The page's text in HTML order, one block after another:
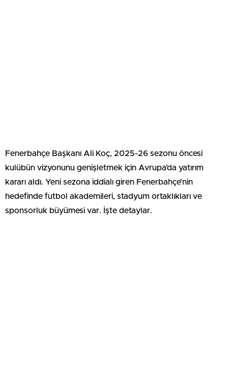
Fenerbahçe Başkanı Ali Koç, 2025-26 sezonu öncesi
kulübün vizyonunu genişletmek için Avrupa’da yatırım
kararı aldı. Yeni sezona iddialı giren Fenerbahçe’nin
hedefinde futbol akademileri, stadyum ortaklıkları ve
sponsorluk büyümesi var. İşte detaylar.